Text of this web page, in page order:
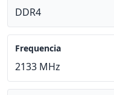
DDR4
Frequencia
2133 MHz